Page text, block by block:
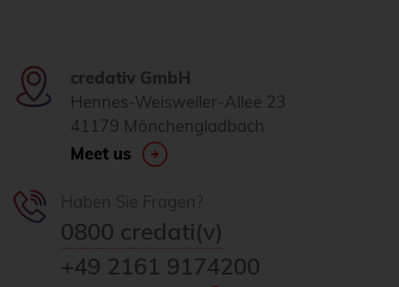
credativ GmbH
Hennes-Weisweiler-Allee 23
41179 Mönchengladbach
Meet us
0800 credati(v)
+49 2161 9174200